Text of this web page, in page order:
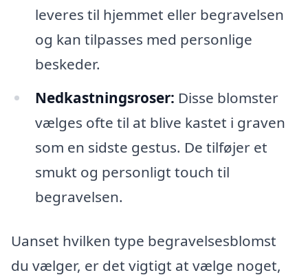
leveres til hjemmet eller begravelsen
og kan tilpasses med personlige
beskeder.
Nedkastningsroser: Disse blomster
vælges ofte til at blive kastet i graven
som en sidste gestus. De tilføjer et
smukt og personligt touch til
begravelsen.
Uanset hvilken type begravelsesblomst
du vælger, er det vigtigt at vælge noget,